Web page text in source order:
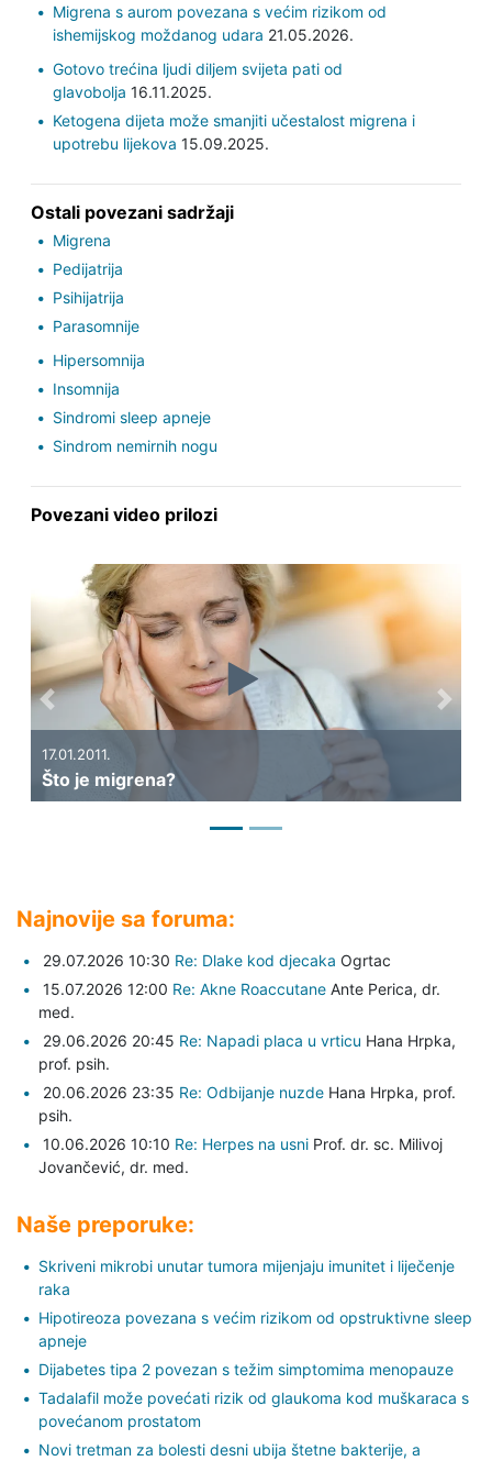
Migrena s aurom povezana s većim rizikom od
ishemijskog moždanog udara 21.05.2026.
Gotovo trećina ljudi diljem svijeta pati od
glavobolja 16.11.2025.
Ketogena dijeta može smanjiti učestalost migrena i
upotrebu lijekova 15.09.2025.
Ostali povezani sadržaji
Migrena
Pedijatrija
Psihijatrija
Parasomnije
Hipersomnija
Insomnija
Sindromi sleep apneje
Sindrom nemirnih nogu
Povezani video prilozi
06.01.2011.
Previous Next
Najnovije sa foruma:
29.07.2026 10:30 Re: Dlake kod djecaka Ogrtac
15.07.2026 12:00 Re: Akne Roaccutane Ante Perica, dr.
med.
29.06.2026 20:45 Re: Napadi placa u vrticu Hana Hrpka,
prof. psih.
20.06.2026 23:35 Re: Odbijanje nuzde Hana Hrpka, prof.
psih.
10.06.2026 10:10 Re: Herpes na usni Prof. dr. sc. Milivoj
Jovančević, dr. med.
Naše preporuke:
Skriveni mikrobi unutar tumora mijenjaju imunitet i liječenje
raka
Hipotireoza povezana s većim rizikom od opstruktivne sleep
apneje
Dijabetes tipa 2 povezan s težim simptomima menopauze
Tadalafil može povećati rizik od glaukoma kod muškaraca s
povećanom prostatom
Novi tretman za bolesti desni ubija štetne bakterije, a